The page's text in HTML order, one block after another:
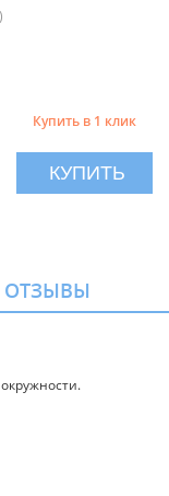
Купить в 1 клик
КУПИТЬ
ОТЗЫВЫ